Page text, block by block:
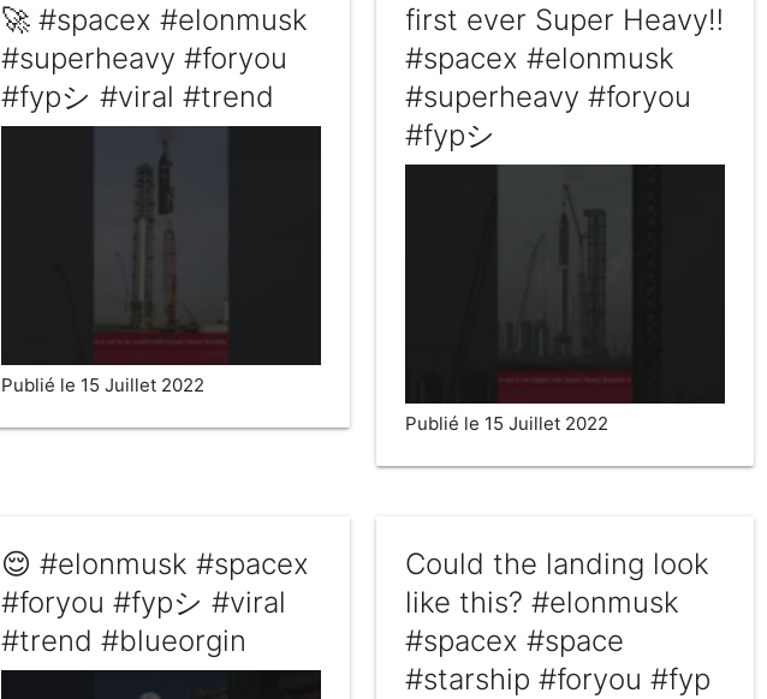
🚀 #spacex #elonmusk
#superheavy #foryou
#fypシ #viral #trend
Publié le 15 Juillet 2022
first ever Super Heavy‼️
#spacex #elonmusk
#superheavy #foryou
#fypシ
Publié le 15 Juillet 2022
😌 #elonmusk #spacex
#foryou #fypシ #viral
#trend #blueorgin
Could the landing look
like this? #elonmusk
#spacex #space
#starship #foryou #fyp